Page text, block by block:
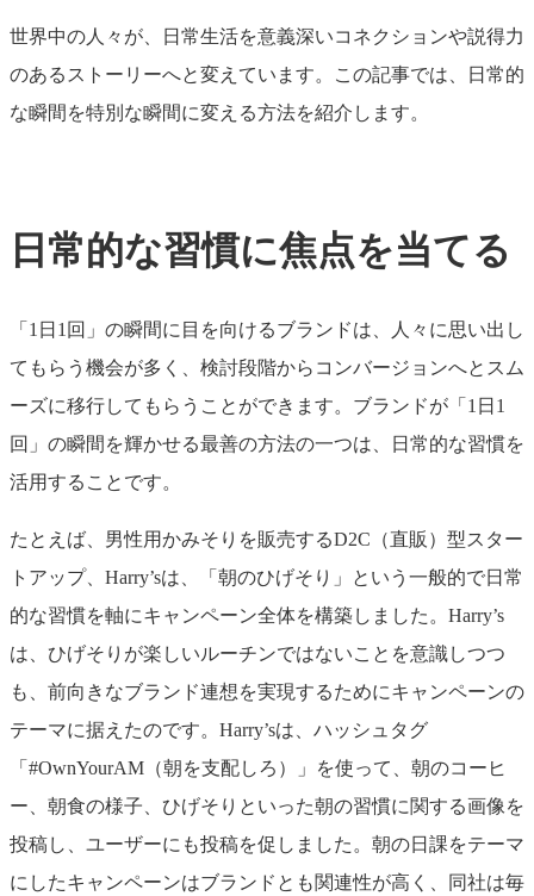
世界中の人々が、日常生活を意義深いコネクションや説得力
のあるストーリーへと変えています。この記事では、日常的
な瞬間を特別な瞬間に変える方法を紹介します。
日常的な習慣に焦点を当てる
「1日1回」の瞬間に目を向けるブランドは、人々に思い出し
てもらう機会が多く、検討段階からコンバージョンへとスム
ーズに移行してもらうことができます。ブランドが「1日1
回」の瞬間を輝かせる最善の方法の一つは、日常的な習慣を
活用することです。
たとえば、男性用かみそりを販売するD2C（直販）型スター
トアップ、Harry’sは、「朝のひげそり」という一般的で日常
的な習慣を軸にキャンペーン全体を構築しました。Harry’s
は、ひげそりが楽しいルーチンではないことを意識しつつ
も、前向きなブランド連想を実現するためにキャンペーンの
テーマに据えたのです。Harry’sは、ハッシュタグ
「#OwnYourAM（朝を支配しろ）」を使って、朝のコーヒ
ー、朝食の様子、ひげそりといった朝の習慣に関する画像を
投稿し、ユーザーにも投稿を促しました。朝の日課をテーマ
にしたキャンペーンはブランドとも関連性が高く、同社は毎